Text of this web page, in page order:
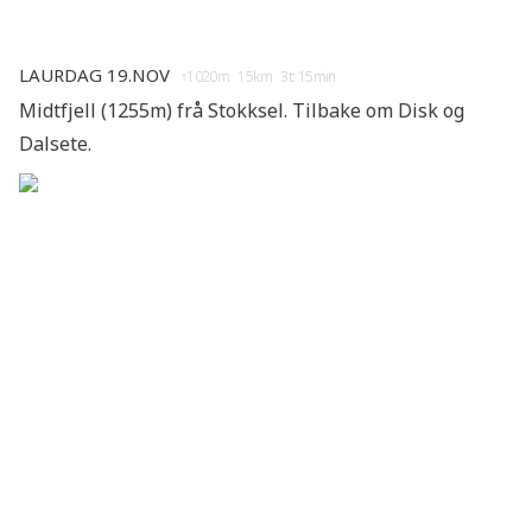
Laurdag 19.nov ↑1020m 15km 3t: 15min
Midtfjell (1255m) frå Stokksel. Tilbake om Disk og
Dalsete.